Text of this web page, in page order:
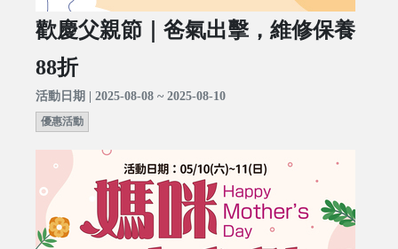
歡慶父親節｜爸氣出擊，維修保養
88折
活動日期 | 2025-08-08 ~ 2025-08-10
優惠活動